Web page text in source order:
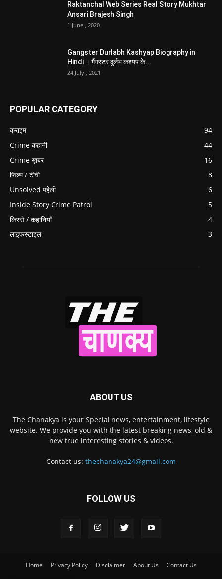
Raktanchal Web Series Real Story Mukhtar
Ansari Brajesh Singh
1 June , 2020
Gangster Durlabh Kashyap Biography in
Hindi । गैंगस्टर दुर्लभ कश्यप के...
24 July , 2021
POPULAR CATEGORY
क्राइम
94
Crime कहानी
44
Crime ख़बर
16
फिल्म / टीवी
8
Unsolved पहेली
6
Inside Story Crime Patrol
5
किस्से / कहानियाँ
4
लाइफस्टाइल
3
ABOUT US
The Chanakya is your Special news, entertainment, lifestyle
website. We provide you with the latest breaking news, old &
new true interesting stories & videos.
Contact us: thechanakya24@gmail.com
FOLLOW US
Home Privacy Policy Disclaimer About Us Contact Us